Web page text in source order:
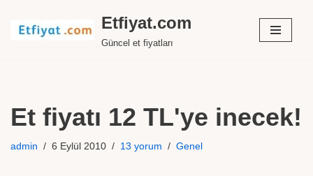
İçeriğe
Etfiyat.com
Güncel et fiyatları
Et fiyatı 12 TL'ye inecek!
admin 6 Eylül 2010 13 yorum Genel